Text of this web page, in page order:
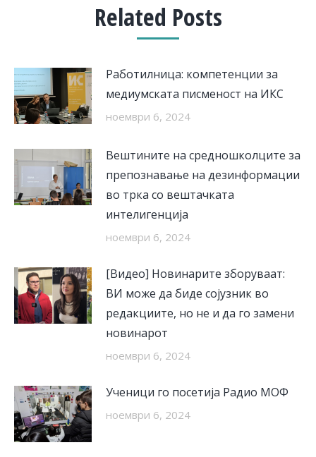
Related Posts
Работилница: компетенции за
медиумската писменост на ИКС
ноември 6, 2024
Вештините на средношколците за
препознавање на дезинформации
во трка со вештачката
интелигенција
ноември 6, 2024
[Видео] Новинарите зборуваат:
ВИ може да биде сојузник во
редакциите, но не и да го замени
новинарот
ноември 6, 2024
Ученици го посетија Радио МОФ
ноември 6, 2024